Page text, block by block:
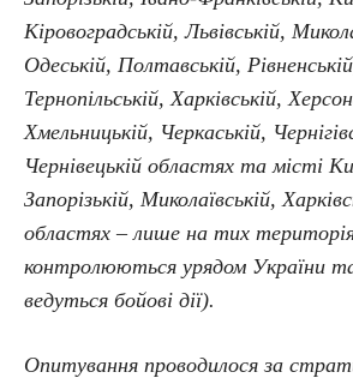
Кіровоградській, Львівській,
Одеській, Полтавській,
Тернопільській, Харківській,
Хмельницькій, Черкаській,
Чернівецькій областях та місті
Запорізькій, Миколаївській,
областях – лише на тих
контролюються урядом України
ведуться бойові дії).
Опитування проводилося за